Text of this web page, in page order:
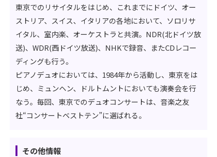
東京でのリサイタルをはじめ、これまでにドイツ、オー
ストリア、スイス、イタリアの各地において、ソロリサ
イタル、室内楽、オーケストラと共演。NDR(北ドイツ放
送)、WDR(西ドイツ放送)、NHKで録音、またCDレコー
ディングも行う。
ピアノデュオにおいては、1984年から活動し、東京をは
じめ、ミュンヘン、ドルトムントにおいても演奏会を行
なう。毎回、東京でのデュオコンサートは、音楽之友
社“コンサートベストテン”に選ばれる。
その他情報